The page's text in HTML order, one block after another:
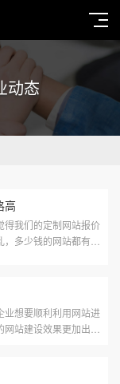
动态
高
得我们的定制网站报价
多少钱的网站都有，
单纯的网站展示，对
业想要顺利利用网站进
网站建设效果更加出
为，高端网站建设一